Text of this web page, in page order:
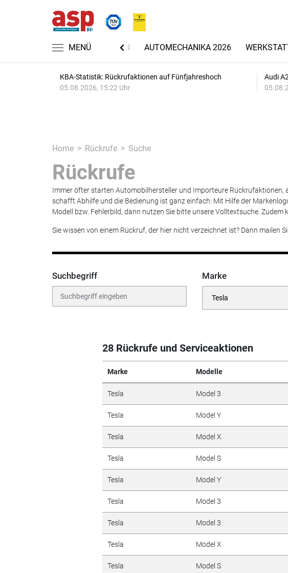
MENÜ
NACHRICHTEN AUTOMECHANIKA 2026
KBA-Statistik: Rückrufaktionen auf Fünfjahreshoch
05.08.2026, 15:22 Uhr
Audi
Home Rückrufe Suche
Rückrufe
Immer öfter starten Automobilhersteller und Importeure
schafft Abhilfe und die Bedienung ist ganz einfach: Mit Hilfe der
Modell bzw. Fehlerbild, dann nutzen Sie bitte unsere Volltextsuche. Zudem
Sie wissen von einem Rückruf, der hier nicht verzeichnet ist? Dann mailen
Suchbegriff Marke
28 Rückrufe und Serviceaktionen
Marke Modelle
Tesla Model 3
Tesla Model Y
Tesla Model X
Tesla Model S
Tesla Model Y
Tesla Model 3
Tesla Model 3
Tesla Model X
Tesla Model S